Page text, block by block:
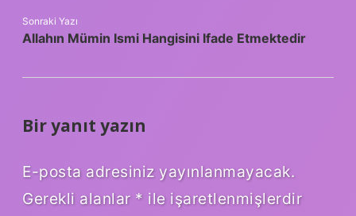
Sonraki Yazı
Allahın Mümin Ismi Hangisini Ifade Etmektedir
Bir yanıt yazın
E-posta adresiniz yayınlanmayacak.
Gerekli alanlar * ile işaretlenmişlerdir